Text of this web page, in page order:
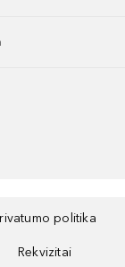
politika
Rekvizitai